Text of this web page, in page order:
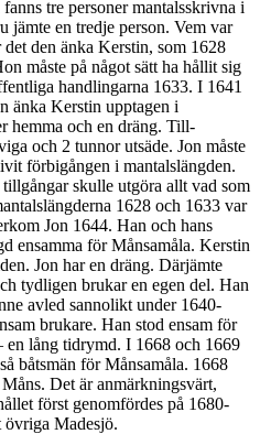
tre personer mantalsskrivna i
jämte en tredje person. Vem var
den änka Kerstin, som 1628
måste på något sätt ha hållit sig
handlingarna 1633. I 1641
änka Kerstin upptagen i
hemma och en dräng. Till-
och 2 tunnor utsäde. Jon måste
förbigången i mantalslängden.
skulle utgöra allt vad som
1628 och 1633 var
Jon 1644. Han och hans
ensamma för Månsamåla. Kerstin
Jon har en dräng. Därjämte
tydligen brukar en egen del. Han
avled sannolikt under 1640-
brukare. Han stod ensam för
en lång tidrymd. I 1668 och 1669
båtsmän för Månsamåla. 1668
Det är anmärkningsvärt,
först genomfördes på 1680-
övriga Madesjö.